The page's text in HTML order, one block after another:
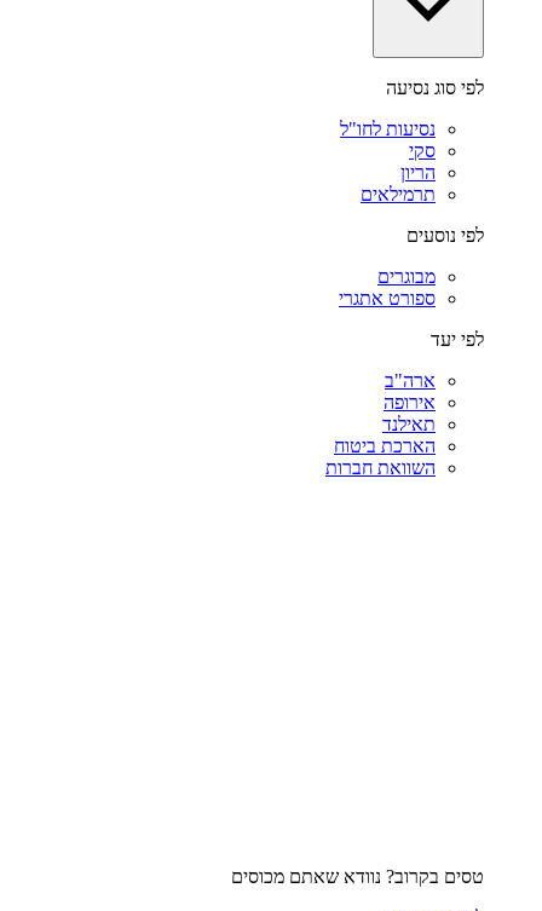
לפי סוג נסיעה
נסיעות לחו"ל
סקי
הריון
תרמילאים
לפי נוסעים
מבוגרים
ספורט אתגרי
לפי יעד
ארה"ב
אירופה
תאילנד
הארכת ביטוח
השוואת חברות
טסים בקרוב? נוודא שאתם מכוסים